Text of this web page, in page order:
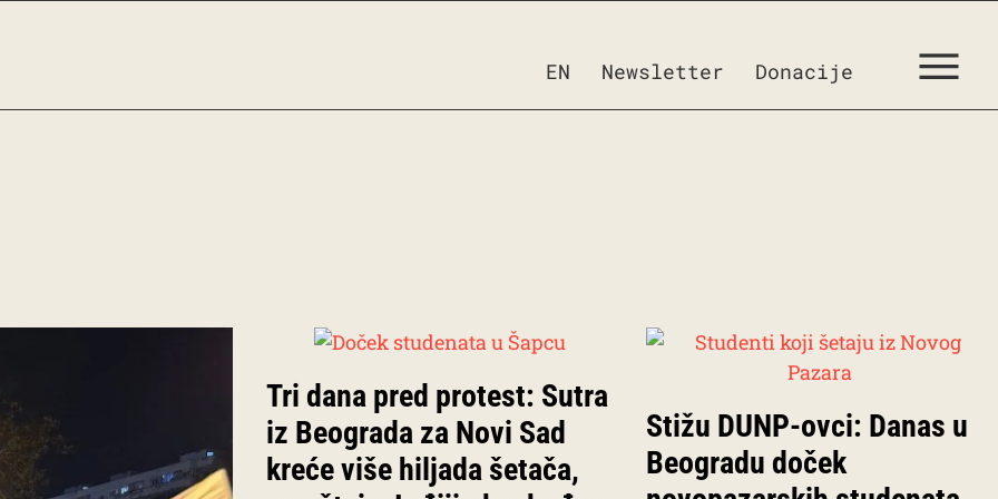
EN Newsletter Donacije
Tri dana pred protest: Sutra
iz Beograda za Novi Sad
kreće više hiljada šetača,
Stižu DUNP-ovci: Danas u
Beogradu doček